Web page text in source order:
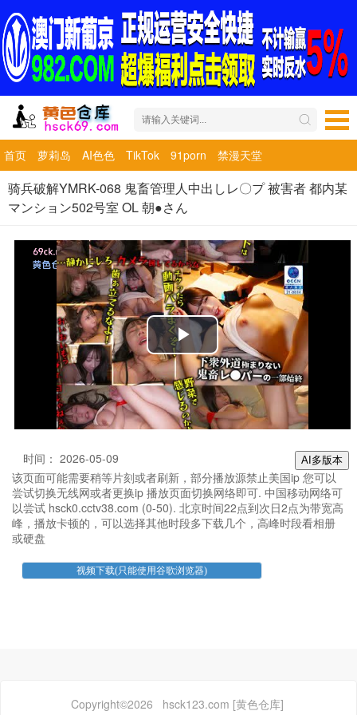
首页 萝莉岛 AI色色 TikTok 91porn 禁漫天堂
骑兵破解YMRK-068 鬼畜管理人中出しレ〇プ 被害者 都内某
マンション502号室 OL 朝●さん
AI多版本
时间： 2026-05-09
该页面可能需要稍等片刻或者刷新，部分播放源禁止美国ip 您可以
尝试切换无线网或者更换ip 播放页面切换网络即可. 中国移动网络可
以尝试 hsck0.cctv38.com (0-50). 北京时间22点到次日2点为带宽高
峰，播放卡顿的，可以选择其他时段多下载几个，高峰时段看相册
或硬盘
Copyright©2026 hsck123.com [黄色仓库]